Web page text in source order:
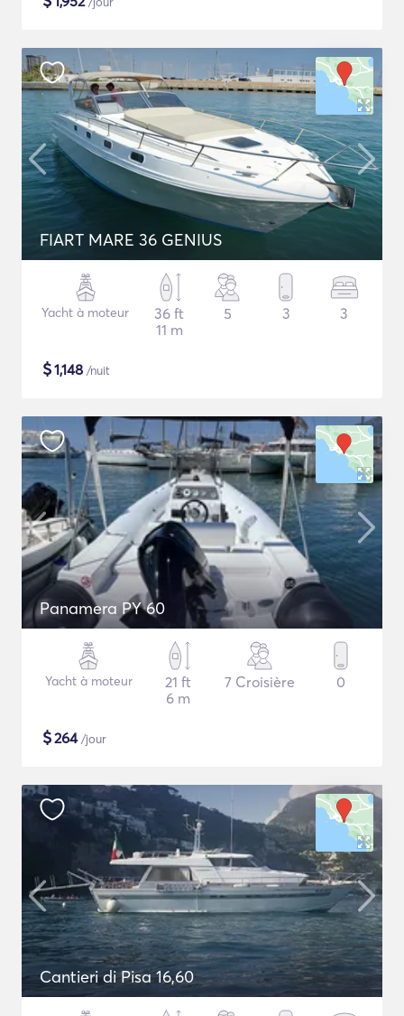
FIART MARE 36 GENIUS
Yacht à moteur
36 ft
11 m
5 3 3
$1,148 /nuit
Panamera PY 60
Yacht à moteur
21 ft
6 m
7 Croisière 0
$264/jour
Cantieri di Pisa 16,60